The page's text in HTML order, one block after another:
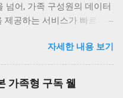
넘어, 가족 구성원의 데이터
공하는 서비스가 빠르게
떤 변화를 만들어내고 있는
강관리보다 더 효과적인 이
다. 의료계가 주목하는 이
이 가족형 헬스케어 구독 모
자세한 내용 보기
가족형 구독 웰